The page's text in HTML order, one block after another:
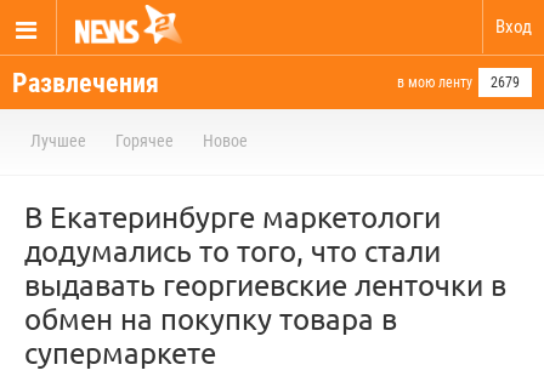
Вход
Развлечения в мою ленту 2679
Лучшее Горячее Новое
В Екатеринбурге маркетологи
додумались то того, что стали
выдавать георгиевские ленточки в
обмен на покупку товара в
супермаркете